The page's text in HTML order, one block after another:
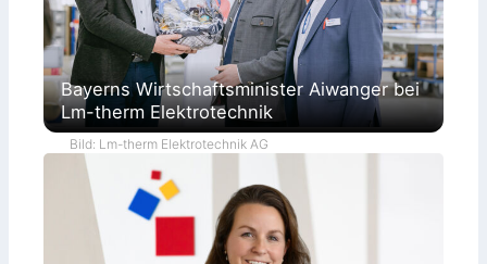
Bayerns Wirtschaftsminister Aiwanger bei
Lm-therm Elektrotechnik
Bild: Lm-therm Elektrotechnik AG